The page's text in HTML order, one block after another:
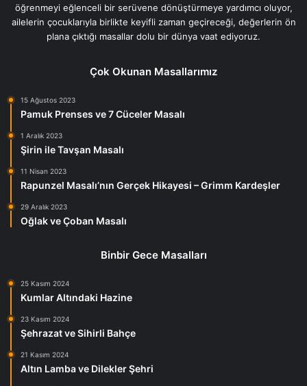
öğrenmeyi eğlenceli bir serüvene dönüştürmeye yardımcı oluyor,
ailelerin çocuklarıyla birlikte keyifli zaman geçireceği, değerlerin ön
plana çıktığı masallar dolu bir dünya vaat ediyoruz.
Çok Okunan Masallarımız
15 Ağustos 2023
Pamuk Prenses ve 7 Cüceler Masalı
1 Aralık 2023
Şirin ile Tavşan Masalı
11 Nisan 2023
Rapunzel Masalı’nın Gerçek Hikayesi – Grimm Kardeşler
29 Aralık 2023
Oğlak ve Çoban Masalı
Binbir Gece Masalları
25 Kasım 2024
Kumlar Altındaki Hazine
23 Kasım 2024
Şehrazat ve Sihirli Bahçe
21 Kasım 2024
Altın Lamba ve Dilekler Şehri